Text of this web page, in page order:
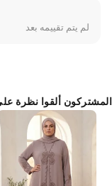
التصميم الذي تتجلى فيه
لم يتم تقييمه بعد
المشتركون ألقوا نظرة